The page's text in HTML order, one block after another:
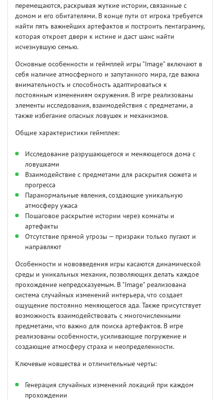
перемещаются, раскрывая жуткие истории, связанные с
домом и его обитателями. В конце пути от игрока требуется
найти пять важнейших артефактов и построить пентаграмму,
которая откроет двери к истине и даст шанс найти
исчезнувшую семью.
Основные особенности и геймплей игры "Image" включают в
себя наличие атмосферного и запутанного мира, где важна
внимательность и способность адаптироваться к
постоянным изменениям окружения. В игре реализованы
элементы исследования, взаимодействия с предметами, а
также избегание опасных ловушек и механизмов.
Общие характеристики геймплея:
Исследование разрушающегося и меняющегося дома с
ловушками
Взаимодействие с предметами для раскрытия сюжета и
прогресса
Паранормальные явления, создающие уникальную
атмосферу ужаса
Пошаговое раскрытие истории через комнаты и
артефакты
Отсутствие прямой угрозы — призраки только пугают и
направляют
Особенности и нововведения игры касаются динамической
среды и уникальных механик, позволяющих делать каждое
прохождение непредсказуемым. В "Image" реализована
система случайных изменений интерьера, что создает
ощущение постоянно меняющегося ада. Также присутствует
возможность взаимодействовать с многочисленными
предметами, что важно для поиска артефактов. В игре
реализованы особенности, усиливающие погружение и
создающие атмосферу страха и неопределенности.
Ключевые новшества и отличительные черты:
Генерация случайных изменений локаций при каждом
прохождении